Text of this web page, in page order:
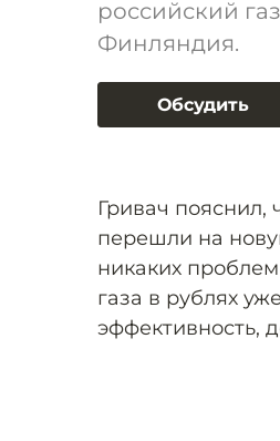
российский
Финляндия.
Обсудить
Гривач пояснил,
перешли на
никаких
газа в рублях
эффективность,